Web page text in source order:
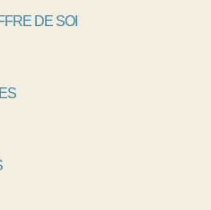
DE SOINS EGOS